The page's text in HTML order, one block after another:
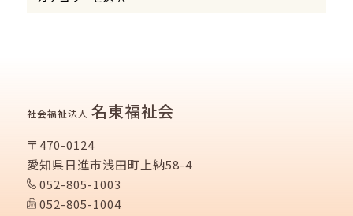
社会福祉法人 名東福祉会
〒470-0124
愛知県日進市浅田町上納58-4
052-805-1003
052-805-1004